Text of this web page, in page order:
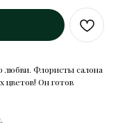
любви. Флористы салона
цветов! Он готов